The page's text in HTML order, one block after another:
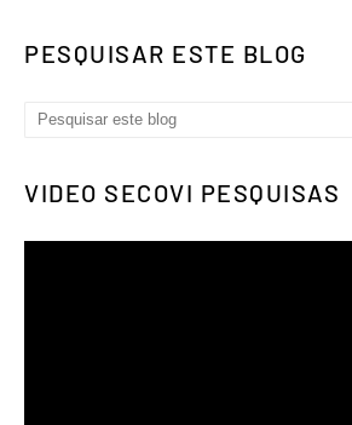
PESQUISAR ESTE BLOG
VIDEO SECOVI PESQUISAS